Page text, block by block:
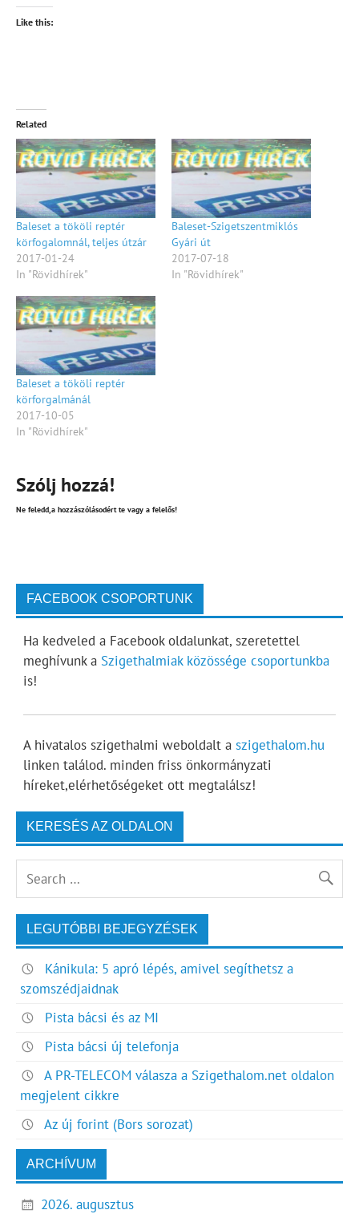
Like this:
Related
Baleset a tököli reptér
körfogalomnál, teljes útzár
2017-01-24
In "Rövidhírek"
Baleset-Szigetszentmiklós
Gyári út
2017-07-18
In "Rövidhírek"
Baleset a tököli reptér
körforgalmánál
2017-10-05
In "Rövidhírek"
Szólj hozzá!
Ne feledd,a hozzászólásodért te vagy a felelős!
FACEBOOK CSOPORTUNK
Ha kedveled a Facebook oldalunkat, szeretettel
meghívunk a Szigethalmiak közössége csoportunkba
is!
A hivatalos szigethalmi weboldalt a szigethalom.hu
linken találod. minden friss önkormányzati
híreket,elérhetőségeket ott megtalálsz!
KERESÉS AZ OLDALON
LEGUTÓBBI BEJEGYZÉSEK
Kánikula: 5 apró lépés, amivel segíthetsz a
szomszédjaidnak
Pista bácsi és az MI
Pista bácsi új telefonja
A PR-TELECOM válasza a Szigethalom.net oldalon
megjelent cikkre
Az új forint (Bors sorozat)
ARCHÍVUM
2026. augusztus